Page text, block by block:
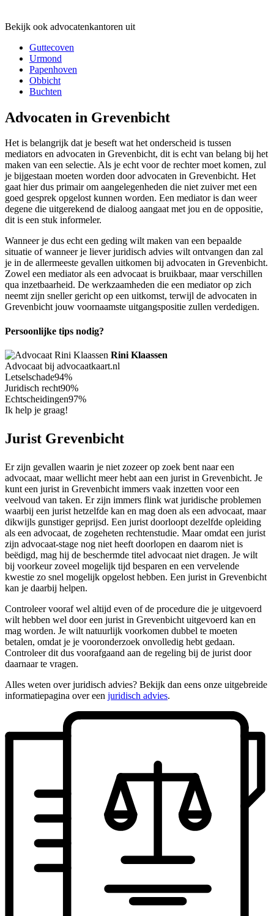
Bekijk ook advocatenkantoren uit
Guttecoven
Urmond
Papenhoven
Obbicht
Buchten
Advocaten in Grevenbicht
Het is belangrijk dat je beseft wat het onderscheid is tussen
mediators en advocaten in Grevenbicht, dit is echt van belang bij het
maken van een selectie. Als je echt voor de rechter moet komen, zul
je bijgestaan moeten worden door advocaten in Grevenbicht. Het
gaat hier dus primair om aangelegenheden die niet zuiver met een
goed gesprek opgelost kunnen worden. Een mediator is dan weer
degene die uitgerekend de dialoog aangaat met jou en de oppositie,
dit is een stuk informeler.
Wanneer je dus echt een geding wilt maken van een bepaalde
situatie of wanneer je liever juridisch advies wilt ontvangen dan zal
je in de allermeeste gevallen uitkomen bij advocaten in Grevenbicht.
Zowel een mediator als een advocaat is bruikbaar, maar verschillen
qua inzetbaarheid. De werkzaamheden die een mediator op zich
neemt zijn sneller gericht op een uitkomst, terwijl de advocaten in
Grevenbicht jouw voornaamste uitgangspositie zullen verdedigen.
Persoonlijke tips nodig?
Rini Klaassen
Advocaat bij advocaatkaart.nl
Letselschade94%
Juridisch recht90%
Echtscheidingen97%
Ik help je graag!
Jurist Grevenbicht
Er zijn gevallen waarin je niet zozeer op zoek bent naar een
advocaat, maar wellicht meer hebt aan een jurist in Grevenbicht. Je
kunt een jurist in Grevenbicht immers vaak inzetten voor een
veelvoud van taken. Er zijn immers flink wat juridische problemen
waarbij een jurist hetzelfde kan en mag doen als een advocaat, maar
dikwijls gunstiger geprijsd. Een jurist doorloopt dezelfde opleiding
als een advocaat, de zogeheten rechtenstudie. Maar omdat een jurist
zijn advocaat-stage nog niet heeft doorlopen en daarom niet is
beëdigd, mag hij de beschermde titel advocaat niet dragen. Je wilt
bij voorkeur zoveel mogelijk tijd besparen en een vervelende
kwestie zo snel mogelijk opgelost hebben. Een jurist in Grevenbicht
kan je daarbij helpen.
Controleer vooraf wel altijd even of de procedure die je uitgevoerd
wilt hebben wel door een jurist in Grevenbicht uitgevoerd kan en
mag worden. Je wilt natuurlijk voorkomen dubbel te moeten
betalen, omdat je je vooronderzoek onvolledig hebt gedaan.
Controleer dit dus voorafgaand aan de regeling bij de jurist door
daarnaar te vragen.
Alles weten over juridisch advies? Bekijk dan eens onze uitgebreide
informatiepagina over een juridisch advies.